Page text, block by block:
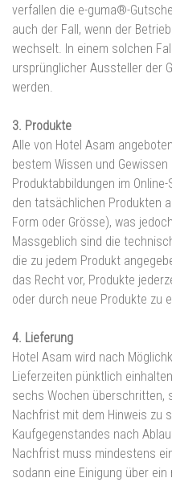
verfallen die e-guma®-
auch der Fall, wenn der
wechselt. In einem solchen
ursprünglicher Aussteller der
werden.
3. Produkte
Alle von Hotel Asam
bestem Wissen und
Produktabbildungen im
den tatsächlichen Produkten
Form oder Grösse), was
Massgeblich sind die
die zu jedem Produkt
das Recht vor, Produkte
oder durch neue Produkte zu
4. Lieferung
Hotel Asam wird nach
Lieferzeiten pünktlich
sechs Wochen überschritten,
Nachfrist mit dem Hinweis zu
Kaufgegenstandes nach
Nachfrist muss mindestens
sodann eine Einigung über